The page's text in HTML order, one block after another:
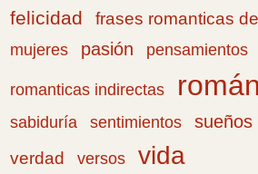
felicidad frases romanticas
mujeres
pasión pensamientos
romanticas indirectas
sabiduría sentimientos sueños
verdad
versos vida